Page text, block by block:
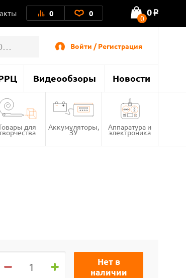
0 0 0
0 o
Войти / Регистрация
Видеообзоры Новости
для Аккумуляторы,
ЗУ
Аппаратура и
электроника
Нет в
наличии